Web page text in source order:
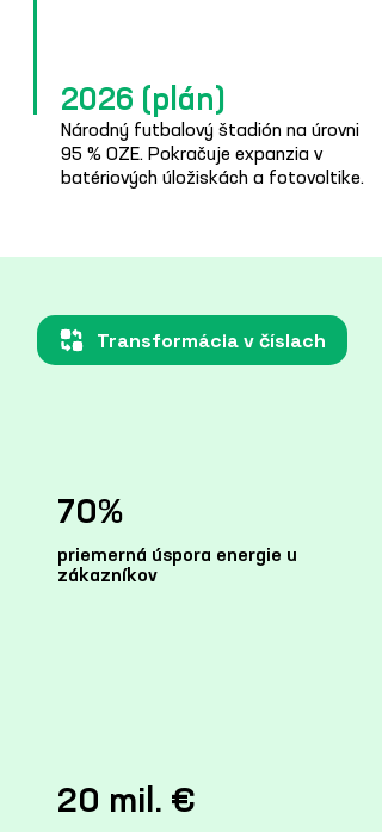
2026 (plán)
Národný futbalový štadión na úrovni
95 % OZE. Pokračuje expanzia v
batériových úložiskách a fotovoltike.
Transformácia v číslach
70%
priemerná úspora energie u
zákazníkov
20 mil. €